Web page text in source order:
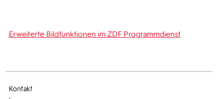
Erweiterte Bildfunktionen im ZDF Programmdienst
Kontakt